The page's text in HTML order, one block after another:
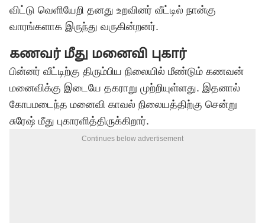
விட்டு வெளியேறி தனது உறவினர் வீட்டில் நான்கு
வாரங்களாக இருந்து வருகின்றனர்.
கணவர் மீது மனைவி புகார்
பின்னர் வீட்டிற்கு திரும்பிய நிலையில் மீண்டும் கணவன்
மனைவிக்கு இடையே தகராறு முற்றியுள்ளது. இதனால்
கோபமடைந்த மனைவி காவல் நிலையத்திற்கு சென்று
சுரேஷ் மீது புகாரளித்திருக்கிறார்.
Continues below advertisement